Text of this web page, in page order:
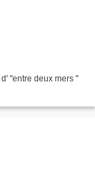
"entre deux mers "